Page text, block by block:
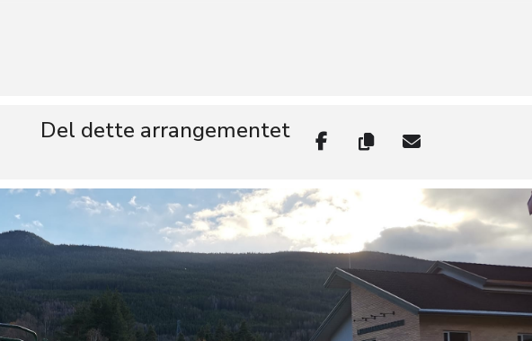
kommunehus.
er gratis og åpent for alle.
og paroleverksted møter vi opp klokken 12:30 utenfor Stim Café for å gå i parade og
20025.
blir det taler og underholdning med The Voice vinner Andrea Bredesen Holm og foredrag
kjærlighet og fellesskap!
Del dette arrangementet